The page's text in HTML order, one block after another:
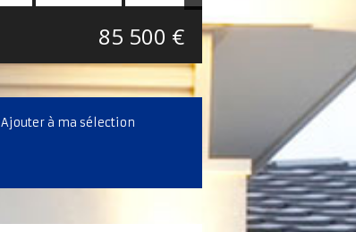
85 500 €
Ajouter à ma sélection